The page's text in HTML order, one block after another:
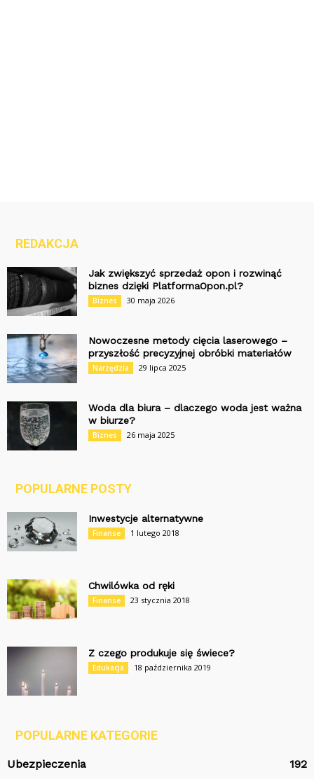
REDAKCJA
Jak zwiększyć sprzedaż opon i rozwinąć
biznes dzięki PlatformaOpon.pl?
Biznes 30 maja 2026
Nowoczesne metody cięcia laserowego –
przyszłość precyzyjnej obróbki materiałów
Narzędzia 29 lipca 2025
Woda dla biura – dlaczego woda jest ważna
w biurze?
Biznes 26 maja 2025
POPULARNE POSTY
Inwestycje alternatywne
Finanse 1 lutego 2018
Chwilówka od ręki
Finanse 23 stycznia 2018
Z czego produkuje się świece?
Edukacja 18 października 2019
POPULARNE KATEGORIE
Ubezpieczenia
192